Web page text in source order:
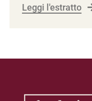
Leggi l'estratto